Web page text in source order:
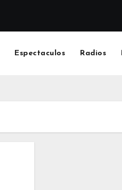
Espectaculos Radios